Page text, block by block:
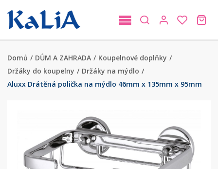
Domů / DŮM A ZAHRADA / Koupelnové doplňky /
Držáky do koupelny / Držáky na mýdlo /
Aluxx Drátěná polička na mýdlo 46mm x 135mm x 95mm